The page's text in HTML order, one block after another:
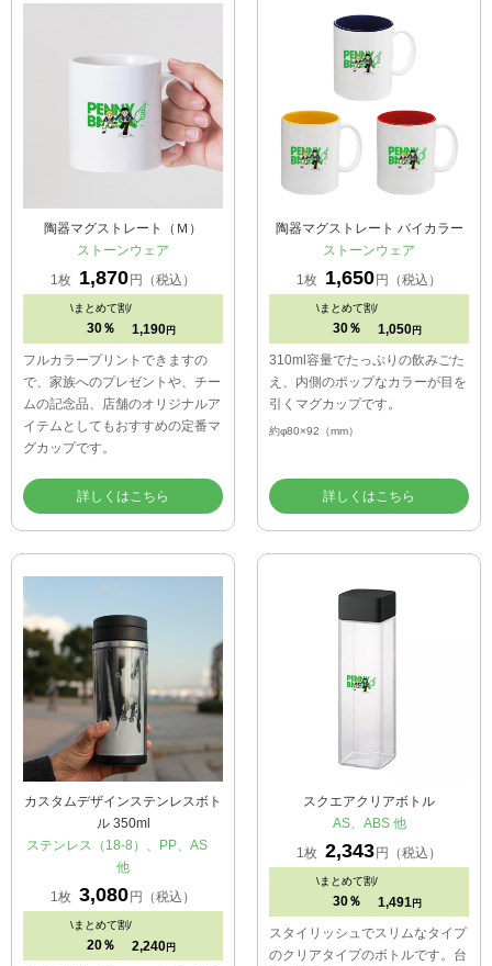
陶器マグストレート（Ｍ）
ストーンウェア
1枚
1,870 円（税込）
\まとめて割/
30％ 1,190 円
フルカラープリントできますの
で、家族へのプレゼントや、チー
ムの記念品、店舗のオリジナルア
イテムとしてもおすすめの定番マ
グカップです。
詳しくはこちら
陶器マグストレート バイカラー
ストーンウェア
1枚
1,650 円（税込）
\まとめて割/
30％ 1,050 円
310ml容量でたっぷりの飲みごた
え、内側のポップなカラーが目を
引くマグカップです。
約φ80×92（mm）
詳しくはこちら
カスタムデザインステンレスボト
ル 350ml
ステンレス（18-8）、PP、AS
他
1枚 3,080 円（税込）
\まとめて割/
20％ 2,240 円
スクエアクリアボトル
AS、ABS 他
1枚 2,343 円（税込）
\まとめて割/
30％ 1,491 円
スタイリッシュでスリムなタイプ
のクリアタイプのボトルです。台